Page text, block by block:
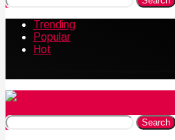
Trending
Popular
Hot
Search